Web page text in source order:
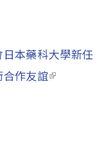
本藥科大學新任
作友誼(link is